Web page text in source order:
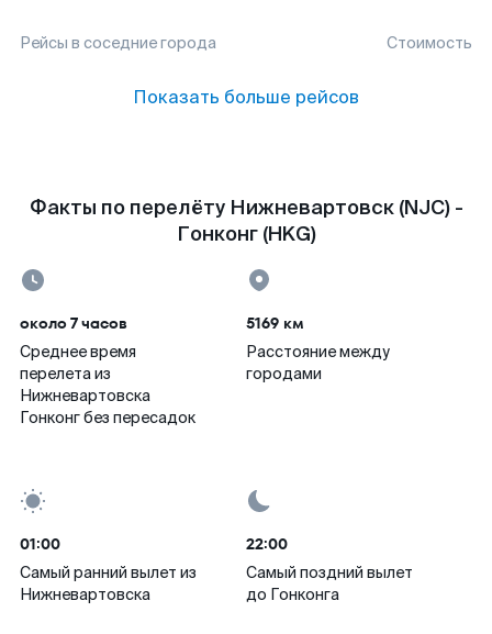
Рейсы в соседние города Стоимость
Показать больше рейсов
Факты по перелёту Нижневартовск (NJC) -
Гонконг (HKG)
около 7 часов
Среднее время
перелета из
Нижневартовска
Гонконг без пересадок
5169 км
Расстояние между
городами
01:00
Самый ранний вылет из
Нижневартовска
22:00
Самый поздний вылет
до Гонконга